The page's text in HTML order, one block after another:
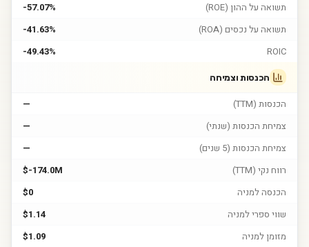
תשואה על ההון (ROE)
-57.07%
תשואה על נכסים (ROA)
-41.63%
ROIC
-49.43%
הכנסות וצמיחה
הכנסות (TTM)
—
צמיחת הכנסות (שנתי)
—
צמיחת הכנסות (5 שנים)
—
רווח נקי (TTM)
$-174.0M
הכנסה למניה
$0
שווי ספרי למניה
$1.14
מזומן למניה
$1.09